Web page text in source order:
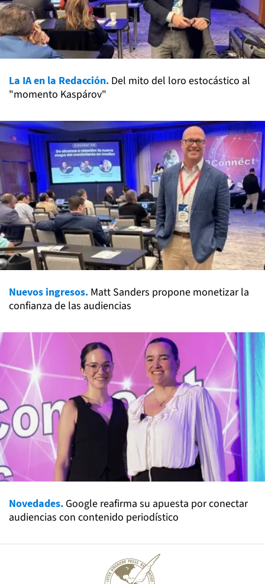
La IA en la Redacción. Del mito del loro estocástico al
"momento Kaspárov"
Nuevos ingresos. Matt Sanders propone monetizar la
confianza de las audiencias
Novedades. Google reafirma su apuesta por conectar
audiencias con contenido periodístico